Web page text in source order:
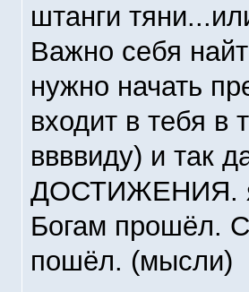
штанги
Важно себя
нужно начать
входит в тебя
ввввиду) и так
ДОСТИЖЕНИЯ.
Богам прошёл.
пошёл. (мысли)